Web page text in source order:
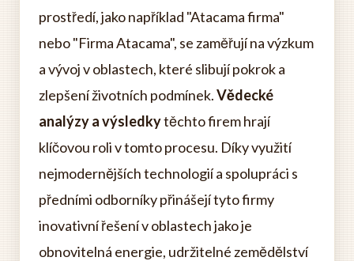
prostředí, jako například "Atacama firma"
nebo "Firma Atacama", se zaměřují na výzkum
a vývoj v oblastech, které slibují pokrok a
zlepšení životních podmínek.Vědecké
analýzy a výsledkytěchto firem hrají
klíčovou roli v tomto procesu. Díky využití
nejmodernějších technologií a spolupráci s
předními odborníky přinášejí tyto firmy
inovativní řešení v oblastech jako je
obnovitelná energie, udržitelné zemědělství